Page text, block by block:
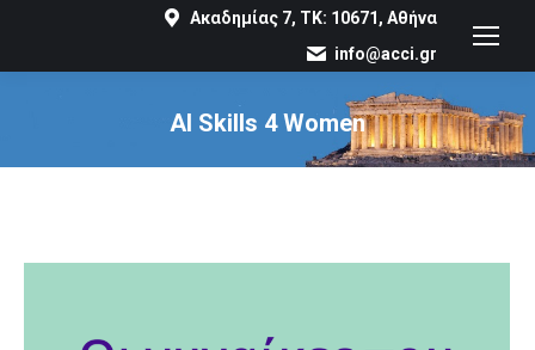
Ακαδημίας 7, ΤΚ: 10671, Αθήνα
info@acci.gr
AI Skills 4 Women
You are here: